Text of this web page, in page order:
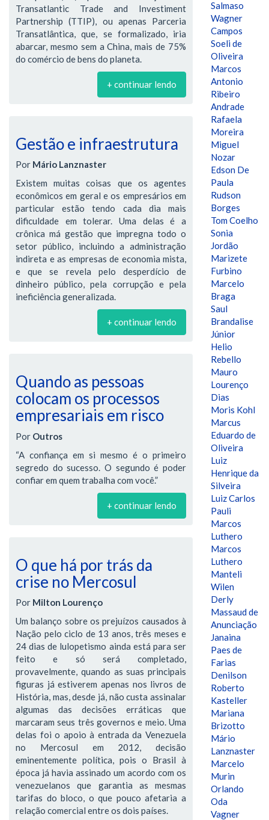
Transatlantic Trade and Investiment
Partnership (TTIP), ou apenas Parceria
Transatlântica, que, se formalizado, iria
abarcar, mesmo sem a China, mais de 75%
do comércio de bens do planeta.
+ continuar lendo
Gestão e infraestrutura
Por Mário Lanznaster
Existem muitas coisas que os agentes
econômicos em geral e os empresários em
particular estão tendo cada dia mais
dificuldade em tolerar. Uma delas é a
crônica má gestão que impregna todo o
setor público, incluindo a administração
indireta e as empresas de economia mista,
e que se revela pelo desperdício de
dinheiro público, pela corrupção e pela
ineficiência generalizada.
+ continuar lendo
Quando as pessoas
colocam os processos
empresariais em risco
Por Outros
“A confiança em si mesmo é o primeiro
segredo do sucesso. O segundo é poder
confiar em quem trabalha com você.”
+ continuar lendo
O que há por trás da
crise no Mercosul
Por Milton Lourenço
Um balanço sobre os prejuízos causados à
Nação pelo ciclo de 13 anos, três meses e
24 dias de lulopetismo ainda está para ser
feito e só será completado,
provavelmente, quando as suas principais
figuras já estiverem apenas nos livros de
História, mas, desde já, não custa assinalar
algumas das decisões erráticas que
marcaram seus três governos e meio. Uma
delas foi o apoio à entrada da Venezuela
no Mercosul em 2012, decisão
eminentemente política, pois o Brasil à
época já havia assinado um acordo com os
venezuelanos que garantia as mesmas
tarifas do bloco, o que pouco afetaria a
relação comercial entre os dois países.
Salmaso
Wagner
Campos
Soeli de
Oliveira
Marcos
Antonio
Ribeiro
Andrade
Rafaela
Moreira
Miguel
Nozar
Edson De
Paula
Rudson
Borges
Tom Coelho
Sonia
Jordão
Marizete
Furbino
Marcelo
Braga
Saul
Brandalise
Júnior
Helio
Rebello
Mauro
Lourenço
Dias
Moris Kohl
Marcus
Eduardo de
Oliveira
Luiz
Henrique da
Silveira
Luiz Carlos
Pauli
Marcos
Luthero
Marcos
Luthero
Manteli
Wilen
Derly
Massaud de
Anunciação
Janaina
Paes de
Farias
Denilson
Roberto
Kasteller
Mariana
Brizotto
Mário
Lanznaster
Marcelo
Murin
Orlando
Oda
Vagner